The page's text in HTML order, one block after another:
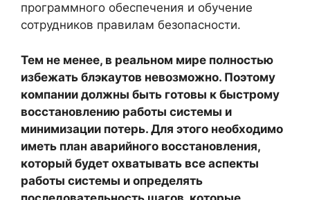
программного обеспечения и обучение
сотрудников правилам безопасности.
Тем не менее, в реальном мире полностью
избежать блэкаутов невозможно. Поэтому
компании должны быть готовы к быстрому
восстановлению работы системы и
минимизации потерь. Для этого необходимо
иметь план аварийного восстановления,
который будет охватывать все аспекты
работы системы и определять